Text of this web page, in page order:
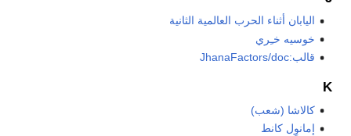
اليابان أثناء الحرب العالمية الثانية
خوسيه خـِري
قالب:JhanaFactors/doc
K
کالاشا (شعب)
إمانوِل كانط